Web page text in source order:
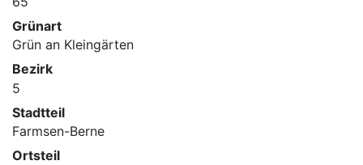
Grünart
Grün an Kleingärten
Bezirk
5
Stadtteil
Farmsen-Berne
Ortsteil